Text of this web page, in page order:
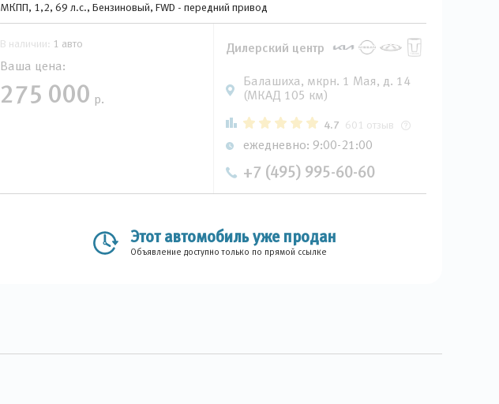
МКПП, 1,2, 69 л.с., Бензиновый, FWD - передний привод
В наличии: 1 авто
Ваша цена:
275 000 р.
Дилерский центр
Балашиха, мкрн. 1 Мая, д. 14
(МКАД 105 км)
4.7 601 отзыв
ежедневно: 9:00-21:00
+7 (495) 995-60-60
Этот автомобиль уже продан
Объявление доступно только по прямой ссылке